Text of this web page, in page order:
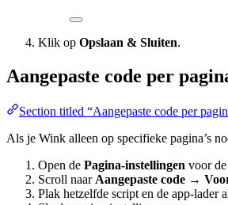
Klik op Opslaan & Sluiten.
Aangepaste code per
Section titled “Aangepaste code per
Als je Wink alleen op specifieke pagina’s
Open de Pagina-instellingen voor
Scroll naar Aangepaste code →
Plak hetzelfde script en de app-lader